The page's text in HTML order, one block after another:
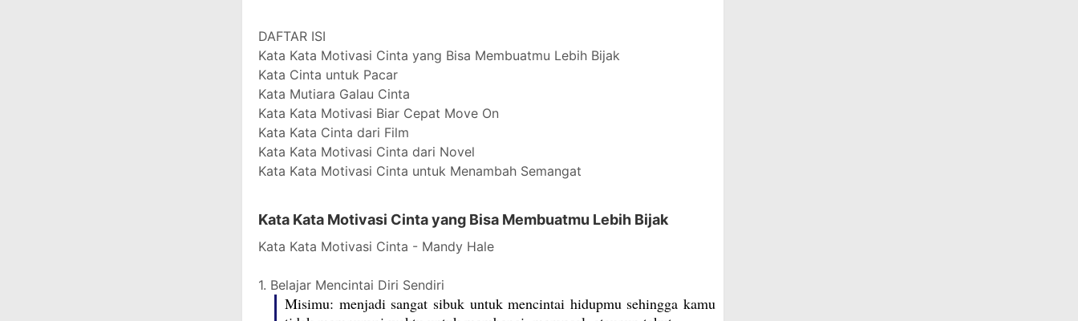
DAFTAR ISI
Kata Kata Motivasi Cinta yang Bisa Membuatmu Lebih Bijak
Kata Cinta untuk Pacar
Kata Mutiara Galau Cinta
Kata Kata Motivasi Biar Cepat Move On
Kata Kata Cinta dari Film
Kata Kata Motivasi Cinta dari Novel
Kata Kata Motivasi Cinta untuk Menambah Semangat
Kata Kata Motivasi Cinta yang Bisa Membuatmu Lebih Bijak
Kata Kata Motivasi Cinta - Mandy Hale
1. Belajar Mencintai Diri Sendiri
Misimu: menjadi sangat sibuk untuk mencintai hidupmu sehingga kamu